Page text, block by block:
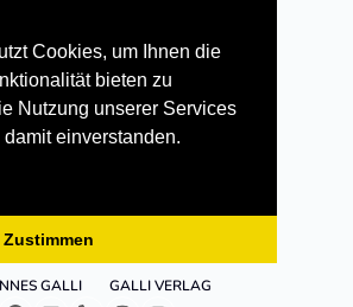
Cookies, um Ihnen die
bieten zu
Nutzung unserer Services
einverstanden.
Zustimmen
GALLI GALLI VERLAG